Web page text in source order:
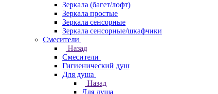
Зеркала (багет/лофт)
Зеркала простые
Зеркала сенсорные
Зеркала сенсорные/шкафчики
Смесители
Назад
Смесители
Гигиенический душ
Для душа
Назад
Для душа